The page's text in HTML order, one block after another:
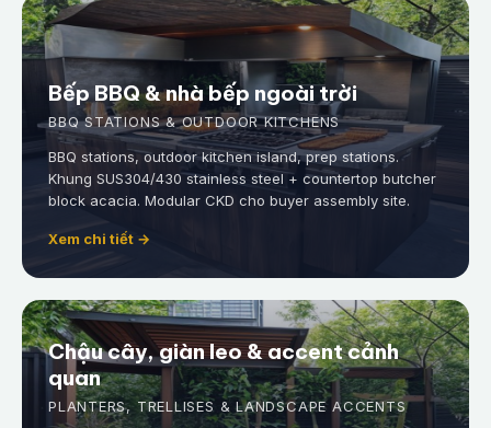
Bếp BBQ & nhà bếp ngoài trời
BBQ STATIONS & OUTDOOR KITCHENS
BBQ stations, outdoor kitchen island, prep stations.
Khung SUS304/430 stainless steel + countertop butcher
block acacia. Modular CKD cho buyer assembly site.
Xem chi tiết →
Chậu cây, giàn leo & accent cảnh
quan
PLANTERS, TRELLISES & LANDSCAPE ACCENTS